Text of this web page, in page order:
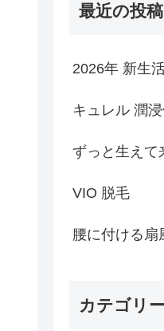
最近の投稿
2026年 新生
キュレル 潤
ずっと生えて
VIO 脱毛
腰に付ける扇
カテゴリー